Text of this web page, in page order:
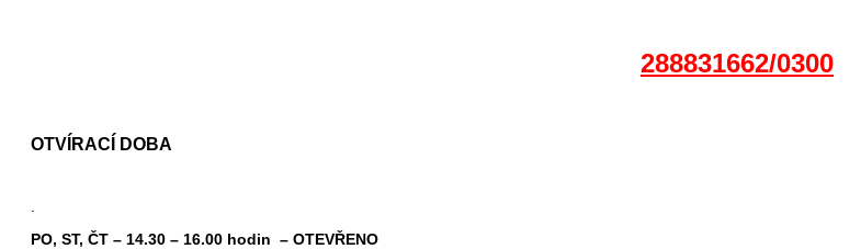
288831662/0300
OTVÍRACÍ DOBA
PO, ST, ČT – 14.30 – 16.00 hodin – OTEVŘENO